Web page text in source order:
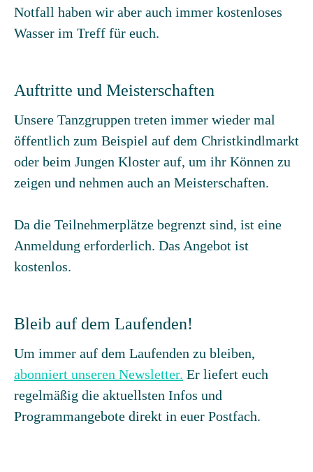
Notfall haben wir aber auch immer kostenloses
Wasser im Treff für euch.
Auftritte und Meisterschaften
Unsere Tanzgruppen treten immer wieder mal
öffentlich zum Beispiel auf dem Christkindlmarkt
oder beim Jungen Kloster auf, um ihr Können zu
zeigen und nehmen auch an Meisterschaften.
Da die Teilnehmerplätze begrenzt sind, ist eine
Anmeldung erforderlich. Das Angebot ist
kostenlos.
Bleib auf dem Laufenden!
Um immer auf dem Laufenden zu bleiben,
abonniert unseren Newsletter. Er liefert euch
regelmäßig die aktuellsten Infos und
Programmangebote direkt in euer Postfach.